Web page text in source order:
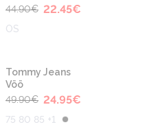
44.90€ 22.45€
OS
Tommy Jeans
Vöö
49.90€ 24.95€
75 80 85 +1